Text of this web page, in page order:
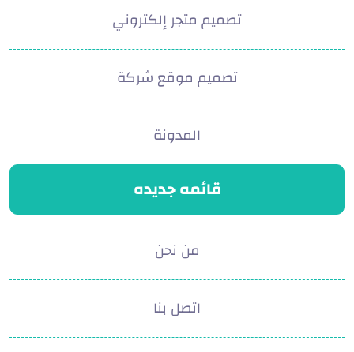
تصميم متجر إلكتروني
تصميم موقع شركة
المدونة
قائمه جديده
من نحن
اتصل بنا